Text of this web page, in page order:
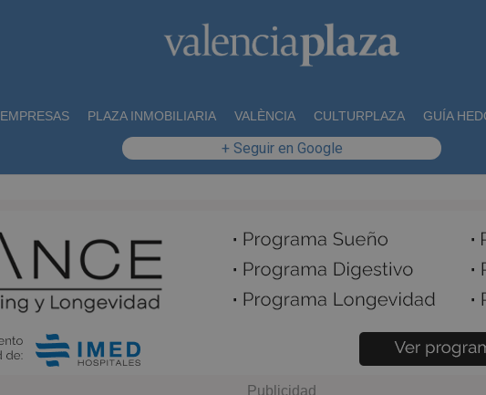
EMPRESAS PLAZA INMOBILIARIA VALÈNCIA CULTURPLAZA GUÍA
+ Seguir en Google